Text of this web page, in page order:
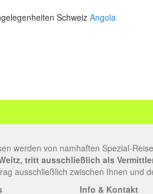
Schweiz Angola
werden von namhaften Spezial-
tritt ausschließlich als
ausschließlich zwischen Ihnen und
Info & Kontakt